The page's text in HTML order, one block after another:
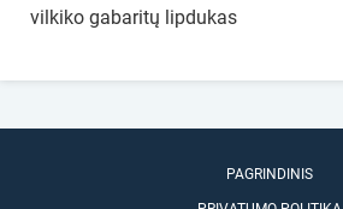
vilkiko gabaritų lipdukas
PAGRINDINIS